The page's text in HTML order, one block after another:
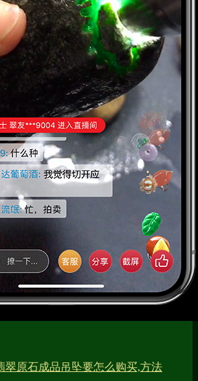
翠原石成品吊坠要怎么购买,方法